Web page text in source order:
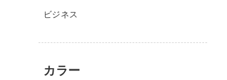
ビジネス
カラー